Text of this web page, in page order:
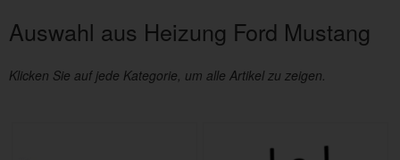
Auswahl aus Heizung Ford Mustang
Klicken Sie auf jede Kategorie, um alle Artikel zu zeigen.